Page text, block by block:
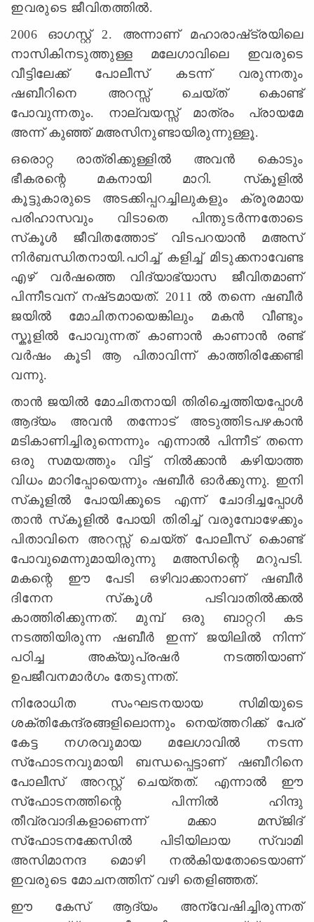
ഇവരുടെ ജീവിതത്തില്‍.
2006 ഓഗസ്റ്റ്‌ 2. അന്നാണ്‌ മഹാരാഷ്‌ട്രയിലെ
നാസികിനടുത്തുള്ള മലേഗാവിലെ ഇവരുടെ
വീട്ടിലേക്ക്‌ പോലീസ്‌ കടന്ന്‌ വരുന്നതും
ഷബീറിനെ അറസ്സ്‌ ചെയ്‌ത്‌ കൊണ്ട്‌
പോവുന്നതും. നാല്‌വയസ്സ്‌ മാത്രം പ്രായമേ
അന്ന്‌ കുഞ്ഞ്‌ മഅസിനുണ്ടായിരുന്നുള്ളൂ.
ഒരൊറ്റ രാത്രിക്കുള്ളില്‍ അവന്‍ കൊടും
ഭീകരന്റെ മകനായി മാറി. സ്‌കൂളില്‍
കൂട്ടുകാരുടെ അടക്കിപ്പറച്ചിലുകളും ക്രൂരമായ
പരിഹാസവും വിടാതെ പിന്തുടര്‍ന്നതോടെ
സ്‌കൂള്‍ ജീവിതത്തോട്‌ വിടപറയാന്‍ മഅസ്‌
നിര്‍ബന്ധിതനായി.പഠിച്ച്‌ കളിച്ച്‌ മിടുക്കനാവേണ്ട
എഴ് വര്‍ഷത്തെ വിദ്യാഭ്യാസ ജീവിതമാണ്‌
പിന്നീടവന്‌ നഷ്‌ടമായത്. 2011 ല്‍ തന്നെ ഷബീര്‍
ജയില്‍ മോചിതനായെങ്കിലും മകന്‍ വീണ്ടും
സ്കൂളില്‍ പോവുന്നത്‌ കാണാന്‍ കാണാന്‍ രണ്ട്‌
വര്‍ഷം കൂടി ആ പിതാവിന്ന്‌ കാത്തിരിക്കേണ്ടി
വന്നു.
താന്‍ ജയില്‍ മോചിതനായി തിരിച്ചെത്തിയപ്പോള്‍
ആദ്യം അവന്‍ തന്നോട്‌ അടുത്തിടപഴകാന്‍
മടികാണിച്ചിരുന്നെന്നും എന്നാല്‍ പിന്നീട്‌ തന്നെ
ഒരു സമയത്തും വിട്ട്‌ നില്‍ക്കാന്‍ കഴിയാത്ത
വിധം മാറിപ്പോയെന്നും ഷബീര്‍ ഓര്‍ക്കുന്നു. ഇനി
സ്‌കൂളില്‍ പോയിക്കൂടെ എന്ന്‌ ചോദിച്ചപ്പോള്‍
താന്‍ സ്‌കൂളില്‍ പോയി തിരിച്ച്‌ വരുമ്പോഴേക്കും
പിതാവിനെ അറസ്സ്‌ ചെയ്‌ത്‌ പോലീസ്‌ കൊണ്ട്‌
പോവുമെന്നുമായിരുന്നു മഅസിന്റെ മറുപടി.
മകന്റെ ഈ പേടി ഒഴിവാക്കാനാണ്‌ ഷബീര്‍
ദിനേന സ്‌കൂള്‍ പടിവാതില്‍ക്കല്‍
കാത്തിരിക്കുന്നത്‌. മുമ്പ്‌ ഒരു ബാറ്ററി കട
നടത്തിയിരുന്ന ഷബീര്‍ ഇന്ന്‌ ജയിലില്‍ നിന്ന്‌
പഠിച്ച അക്യുപ്രഷര്‍ നടത്തിയാണ്‌
ഉപജീവനമാര്‍ഗം തേടുന്നത്‌.
നിരോധിത സംഘടനയായ സിമിയുടെ
ശക്തികേന്ദ്രങ്ങളിലൊന്നും നെയ്‌ത്തറിക്ക്‌ പേര്‌
കേട്ട നഗരവുമായ മലേഗാവില്‍ നടന്ന
സ്‌ഫോടനവുമായി ബന്ധപ്പെട്ടാണ്‌ ഷബീറിനെ
പോലീസ്‌ അറസ്റ്റ്‌ ചെയ്‌തത്‌. എന്നാല്‍ ഈ
സ്‌ഫോടനത്തിന്റെ പിന്നില്‍ ഹിന്ദു
തീവ്രവാദികളാണെന്ന്‌ മക്കാ മസ്‌ജിദ്‌
സ്‌ഫോടനക്കേസില്‍ പിടിയിലായ സ്വാമി
അസിമാനന്ദ മൊഴി നല്‍കിയതോടെയാണ്‌
ഇവരുടെ മോചനത്തിന്‌ വഴി തെളിഞ്ഞത്‌.
ഈ കേസ്‌ ആദ്യം അന്വേഷിച്ചിരുന്നത്‌